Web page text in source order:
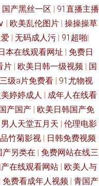
九九视频2国 婷婷五月激情
在线观看 爱艹伊人久久 精品
草 福利91在线 欧美国产欧美
91变态软件 A片资源共享 欧
新天堂 九九丁香 尤物视频网
福利视频导航 91在线看 黄色
在线观久 五月天福利导航 97
91中文字幕熟女 久久国产精品
国产黑丝一区 | 91直播主播
| 欧美乱伦图片 | 操操操草
| 无码成人污 | 91超啪|
本在线观看网址 | 免费日
片 | 欧美日韩一级视频 | 国
三级a片免费看 | 91尤物视
婷婷成人 | 成年人在线看
产国产 | 欧美日韩国产免
男人天堂五月天 | 伦理电影
竹菊影视 | 日韩免费视频
产另类在 | 免费网站在线三
在线观看网站 | 欧美人与
免费看成年人视频 | 青国产